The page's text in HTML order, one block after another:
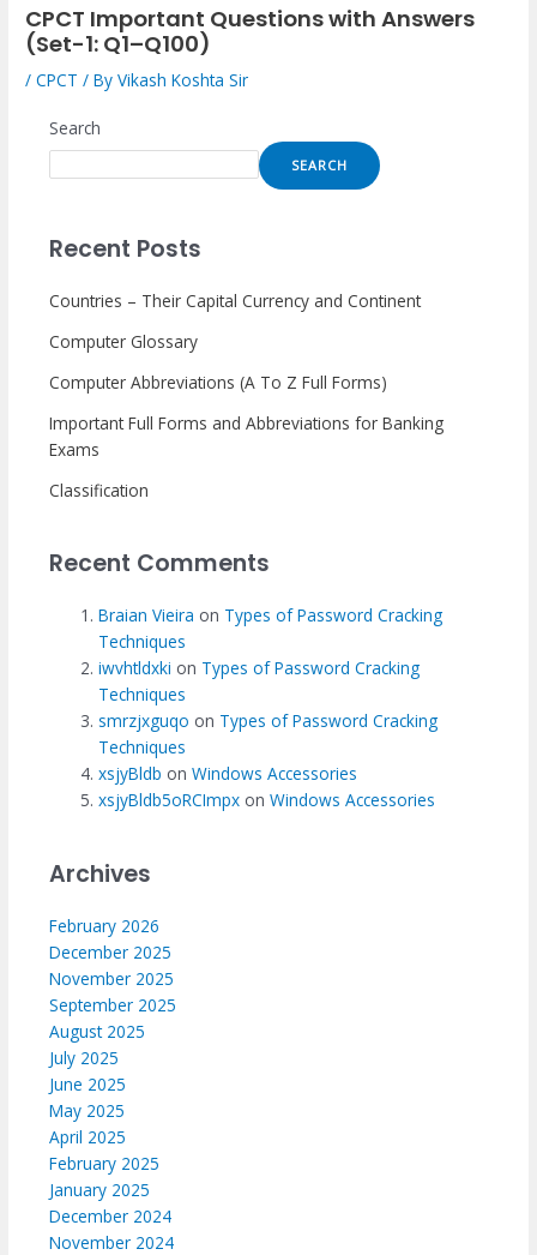
CPCT Important Questions with Answers
(Set-1: Q1–Q100)
/CPCT / ByVikash Koshta Sir
Search
SEARCH
Recent Posts
Countries – Their Capital Currency and Continent
Computer Glossary
Computer Abbreviations (A To Z Full Forms)
Important Full Forms and Abbreviations for Banking
Exams
Classification
Recent Comments
Braian Vieira on Types of Password Cracking
Techniques
iwvhtldxki on Types of Password Cracking
Techniques
smrzjxguqo on Types of Password Cracking
Techniques
xsjyBldb onWindows Accessories
xsjyBldb5oRCImpx onWindows Accessories
Archives
February 2026
December 2025
November 2025
September 2025
August 2025
July 2025
June 2025
May 2025
April 2025
February 2025
January 2025
December 2024
November 2024